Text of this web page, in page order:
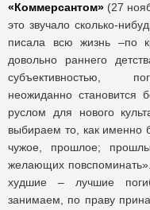
«Коммерсантом» (27
это звучало сколько-
писала всю жизнь –по
довольно раннего
субъективностью,
неожиданно становится
руслом для нового
выбираем то, как именно
чужое, прошлое;
желающих
худшие – лучшие
занимаем, по праву